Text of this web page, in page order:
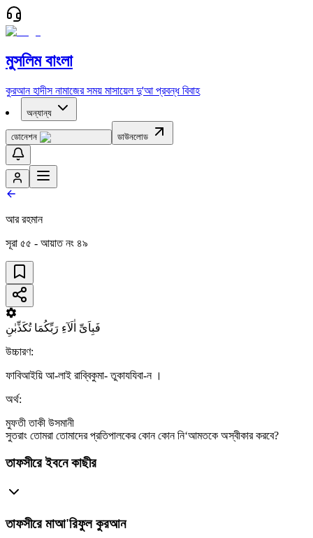
মুসলিম বাংলা
কুরআন হাদীস নামাজের সময় মাসায়েল দু'আ প্রবন্ধ বিবাহ
অন্যান্য
ডোনেশন ডাউনলোড
আর রহমান
সূরা ৫৫ - আয়াত নং ৪৯
فَبِاَیِّ اٰلَآءِ رَبِّکُمَا تُکَذِّبٰنِ
উচ্চারণ:
ফাবিআইয়ি আ-লাই রাব্বিকুমা- তুকাযযিবা-ন ।
অর্থ:
মুফতী তাকী উসমানী
সুতরাং তোমরা তোমাদের প্রতিপালকের কোন কোন নি‘আমতকে অস্বীকার করবে?
তাফসীরে ইবনে কাছীর
তাফসীরে মাআ'রিফুল কুরআন